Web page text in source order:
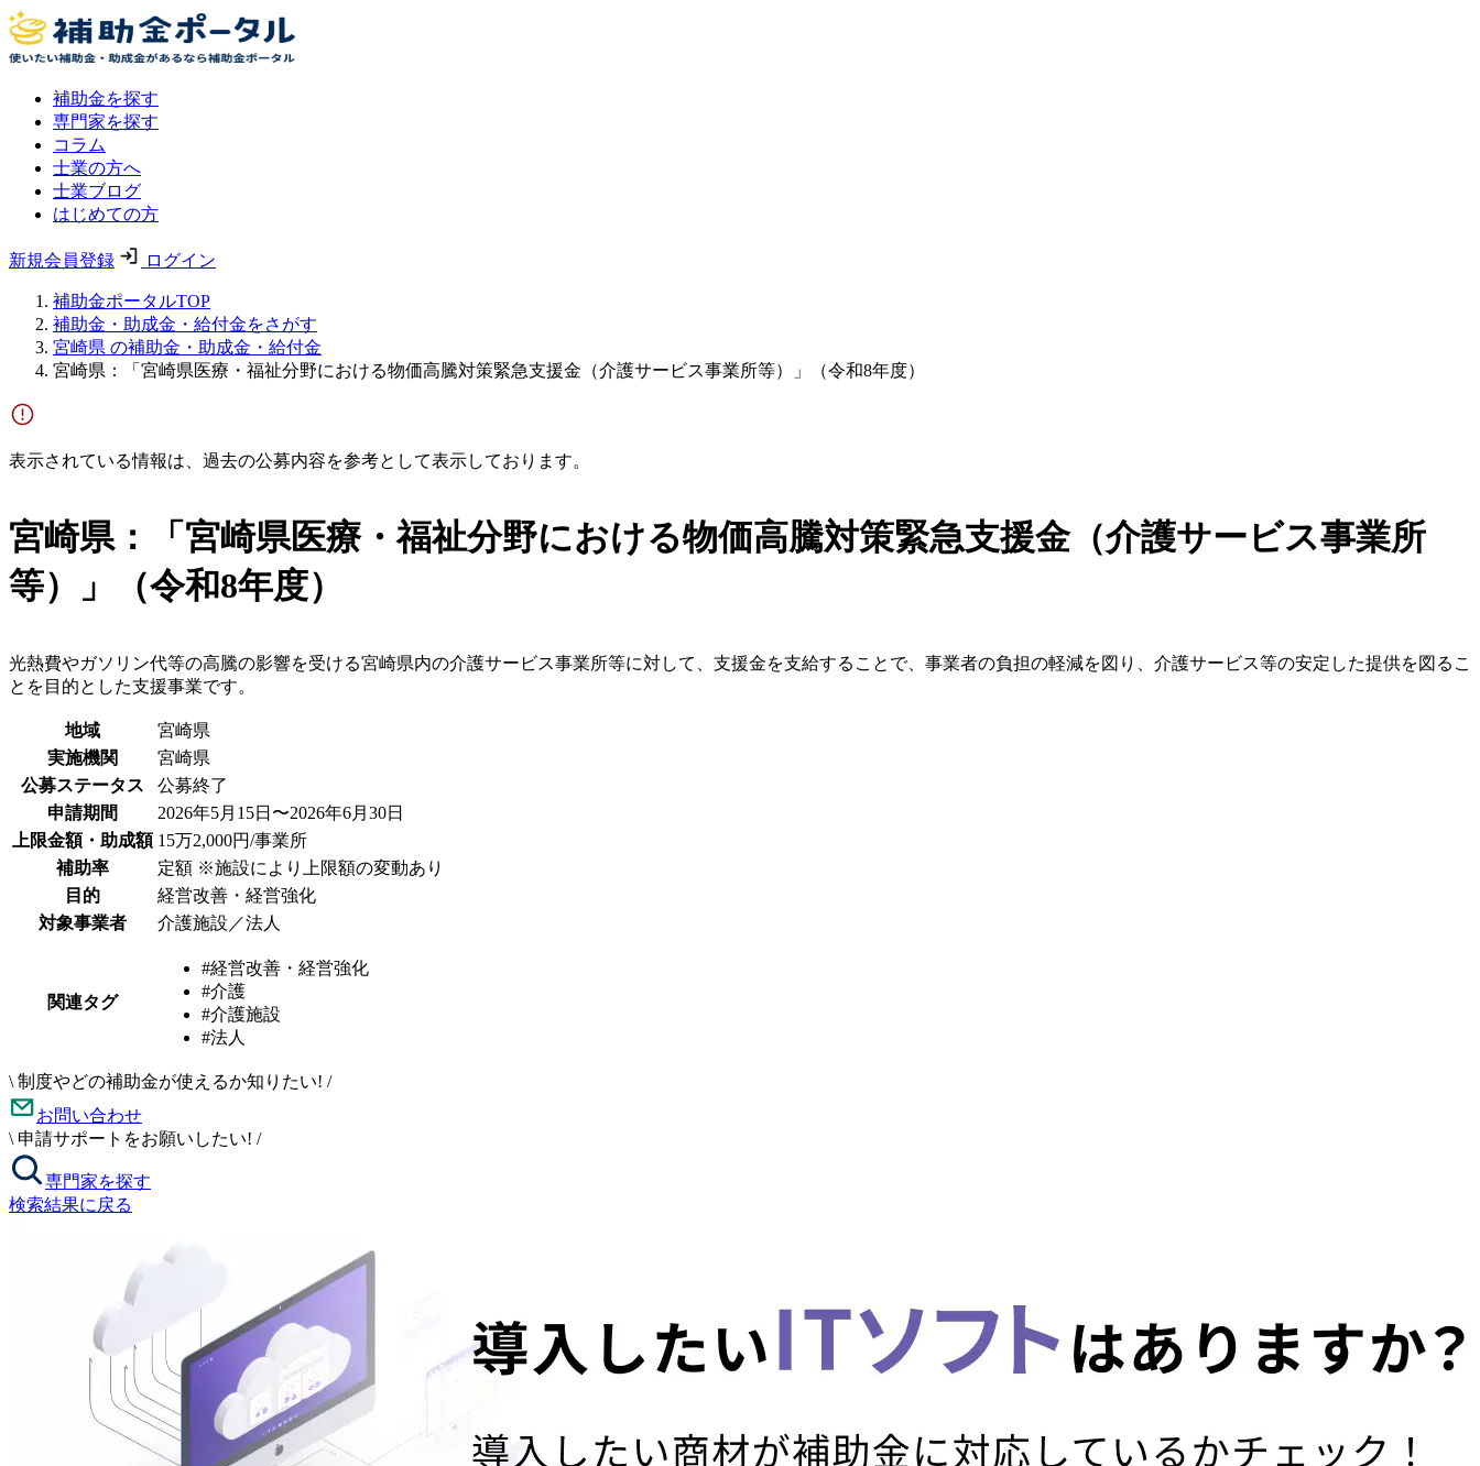
補助金を探す
専門家を探す
コラム
士業の方へ
士業ブログ
はじめての方
新規会員登録 ログイン
補助金ポータルTOP
補助金・助成金・給付金をさがす
宮崎県 の補助金・助成金・給付金
宮崎県：「宮崎県医療・福祉分野における物価高騰対策緊急支援金（介護サービス事業所等）」（令和8年度）
表示されている情報は、過去の公募内容を参考として表示しております。
宮崎県：「宮崎県医療・福祉分野における物価高騰対策緊急支援金（介護サービス事業所
等）」（令和8年度）
光熱費やガソリン代等の高騰の影響を受ける宮崎県内の介護サービス事業所等に対して、支援金を支給することで、事業者の負担の軽減を図り、介護サービス等の安定した提供を図るこ
とを目的とした支援事業です。
地域
宮崎県
実施機関
宮崎県
公募ステータス
公募終了
申請期間
2026年5月15日〜2026年6月30日
上限金額・助成額 15万2,000円/事業所
補助率
定額 ※施設により上限額の変動あり
目的
経営改善・経営強化
対象事業者
介護施設／法人
関連タグ
#経営改善・経営強化
#介護
#介護施設
#法人
\ 制度やどの補助金が使えるか知りたい! /
お問い合わせ
\ 申請サポートをお願いしたい! /
専門家を探す
検索結果に戻る